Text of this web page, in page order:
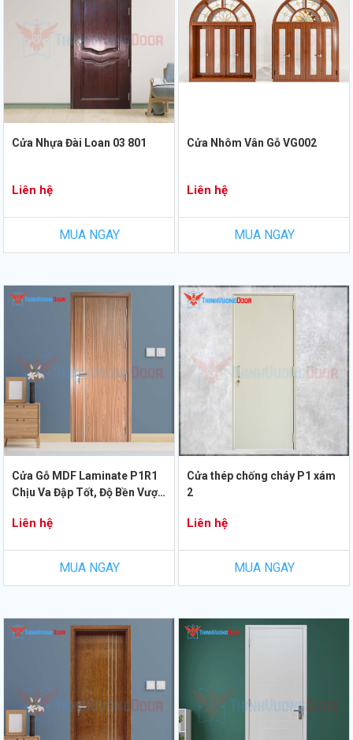
Cửa Nhựa Đài Loan 03 801
Liên hệ
MUA NGAY
Cửa Nhôm Vân Gỗ VG002
Liên hệ
MUA NGAY
Cửa Gỗ MDF Laminate P1R1
Chịu Va Đập Tốt, Độ Bền Vượt
Liên hệ
MUA NGAY
Cửa thép chống cháy P1 xám
2
Liên hệ
MUA NGAY